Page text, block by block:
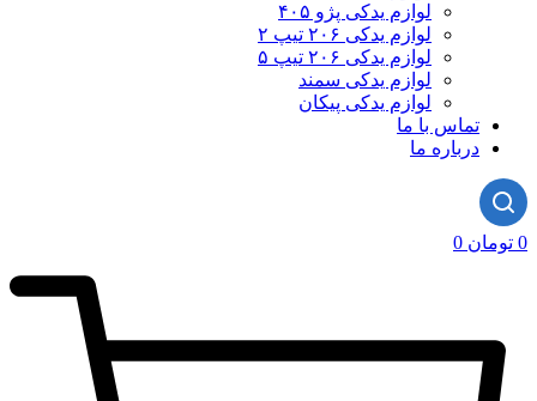
لوازم یدکی پژو ۴۰۵
لوازم یدکی ۲۰۶ تیپ ۲
لوازم یدکی ۲۰۶ تیپ ۵
لوازم یدکی سمند
لوازم یدکی پیکان
تماس با ما
درباره ما
0 تومان 0